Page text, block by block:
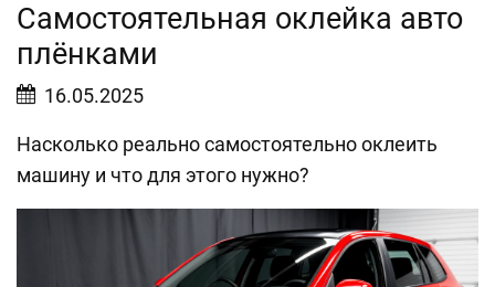
Самостоятельная оклейка авто
плёнками
16.05.2025
Насколько реально самостоятельно оклеить
машину и что для этого нужно?